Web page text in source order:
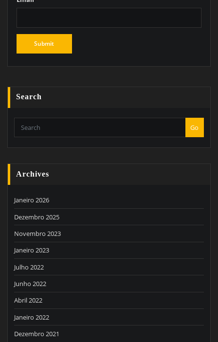
Search
Go
Archives
Janeiro 2026
Dezembro 2025
Novembro 2023
Janeiro 2023
Julho 2022
Junho 2022
Abril 2022
Janeiro 2022
Dezembro 2021